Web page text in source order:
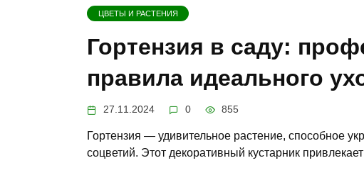
ЦВЕТЫ И РАСТЕНИЯ
Гортензия в саду:
правила идеального
27.11.2024 0 855
Гортензия — удивительное растение, способное
соцветий. Этот декоративный кустарник